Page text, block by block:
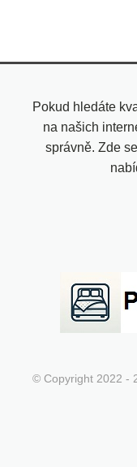
Pokud hledáte
na našich
správně. Zde
© Copyright 2022 -